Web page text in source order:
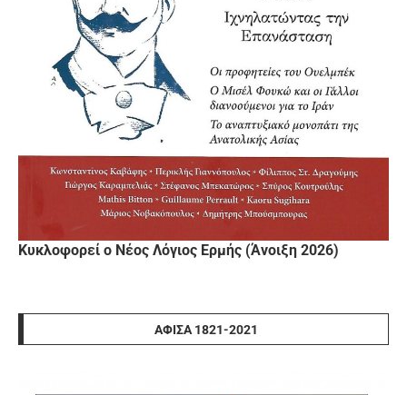
Κυκλοφορεί ο Νέος Λόγιος Ερμής (Άνοιξη 2026)
ΑΦΊΣΑ 1821-2021